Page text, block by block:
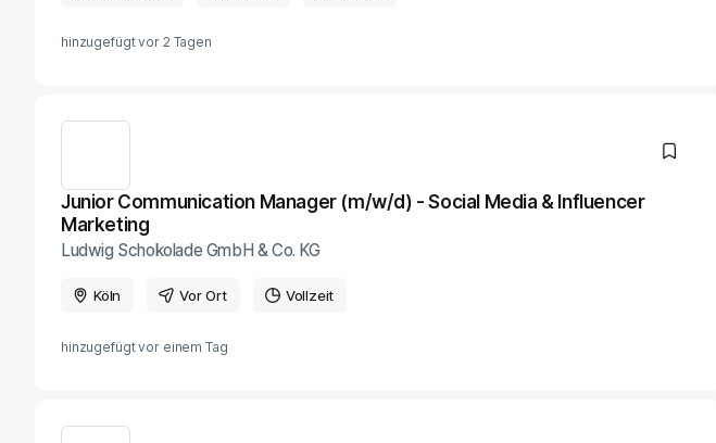
hinzugefügt vor 2 Tagen
Junior Communication Manager (m/w/d) - Social Media & Influencer
Marketing
Ludwig Schokolade GmbH & Co. KG
Köln Vor Ort Vollzeit
hinzugefügt vor einem Tag